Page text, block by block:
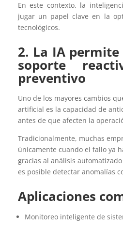
En este contexto, la
jugar un papel clave en la
tecnológicos.
2. La IA
soporte
preventivo
Uno de los mayores cambios
artificial es la capacidad de
antes de que afecten la
Tradicionalmente, muchas
únicamente cuando el fallo ya
gracias al análisis
es posible detectar anomalías
Aplicaciones
Monitoreo inteligente de